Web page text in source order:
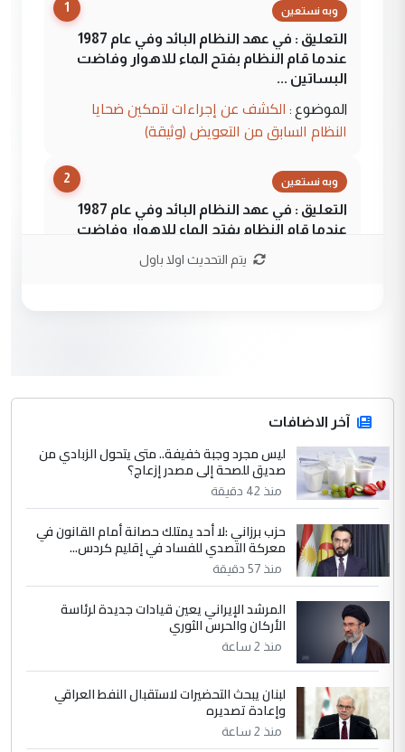
1 وبه نستعين
التعليق : في عهد النظام البائد وفي عام 1987
عندما قام النظام بفتح الماء للاهوار وفاضت
البساتين ...
الموضوع : الكشف عن إجراءات لتمكين ضحايا
النظام السابق من التعويض (وثيقة)
2 وبه نستعين
التعليق : في عهد النظام البائد وفي عام 1987
عندما قام النظام بفتح الماء للاهوار وفاضت
عندما قام النظام بفتح الماء للاهوار وفاضت
البساتين ...
الموضوع :
الكشف عن إجراءات لتمكين ضحايا
النظام السابق من التعويض (وثيقة)
وبه نستعين
التعليق : في عهد النظام البائد وفي عام 1987
عندما قام النظام بفتح الماء للاهوار وفاضت
البساتين ...
الموضوع :
الكشف عن إجراءات لتمكين ضحايا
النظام السابق من التعويض (وثيقة)
5 وبه نستعين
عندما قام النظام بفتح الماء للاهوار وفاضت
يتم التحديث اولا باول
آخر الاضافات
ليس مجرد وجبة خفيفة.. متى يتحول الزبادي من
صديق للصحة إلى مصدر إزعاج؟
منذ 42 دقيقة
حزب برزاني :لا أحد يمتلك حصانة أمام القانون في
معركة التصدي للفساد في إقليم كردس...
منذ 57 دقيقة
المرشد الإيراني يعين قيادات جديدة لرئاسة
الأركان والحرس الثوري
منذ 2 ساعة
لبنان يبحث التحضيرات لاستقبال النفط العراقي
وإعادة تصديره
منذ 2 ساعة